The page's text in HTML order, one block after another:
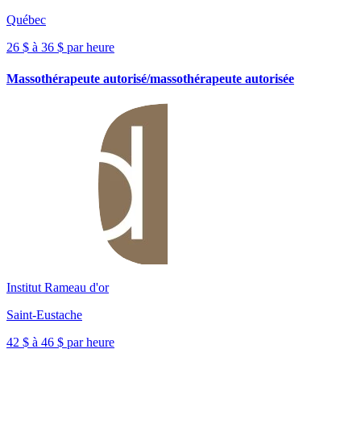
Québec
26 $ à 36 $ par heure
Massothérapeute autorisé/massothérapeute autorisée
Institut Rameau d'or
Saint-Eustache
42 $ à 46 $ par heure